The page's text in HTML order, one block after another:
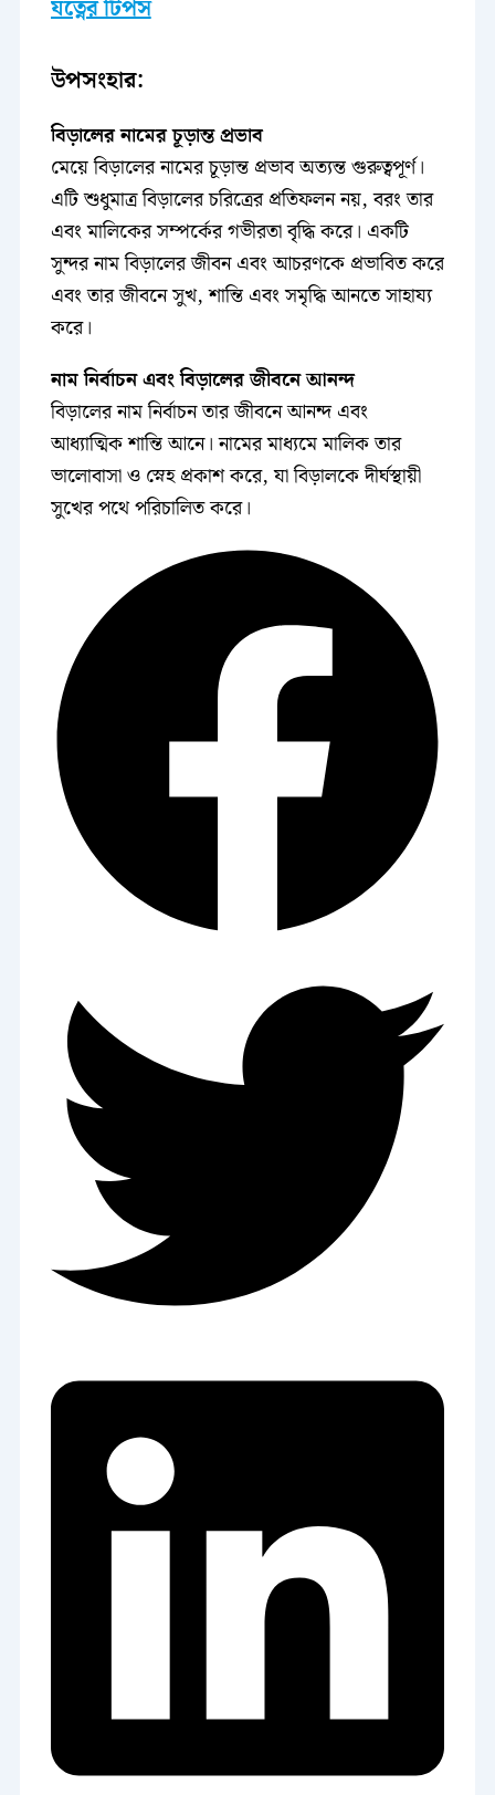
যত্নের টিপস
উপসংহার:
বিড়ালের নামের চূড়ান্ত প্রভাব
মেয়ে বিড়ালের নামের চূড়ান্ত প্রভাব অত্যন্ত গুরুত্বপূর্ণ।
এটি শুধুমাত্র বিড়ালের চরিত্রের প্রতিফলন নয়, বরং তার
এবং মালিকের সম্পর্কের গভীরতা বৃদ্ধি করে। একটি
সুন্দর নাম বিড়ালের জীবন এবং আচরণকে প্রভাবিত করে
এবং তার জীবনে সুখ, শান্তি এবং সমৃদ্ধি আনতে সাহায্য
করে।
নাম নির্বাচন এবং বিড়ালের জীবনে আনন্দ
বিড়ালের নাম নির্বাচন তার জীবনে আনন্দ এবং
আধ্যাত্মিক শান্তি আনে। নামের মাধ্যমে মালিক তার
ভালোবাসা ও স্নেহ প্রকাশ করে, যা বিড়ালকে দীর্ঘস্থায়ী
সুখের পথে পরিচালিত করে।